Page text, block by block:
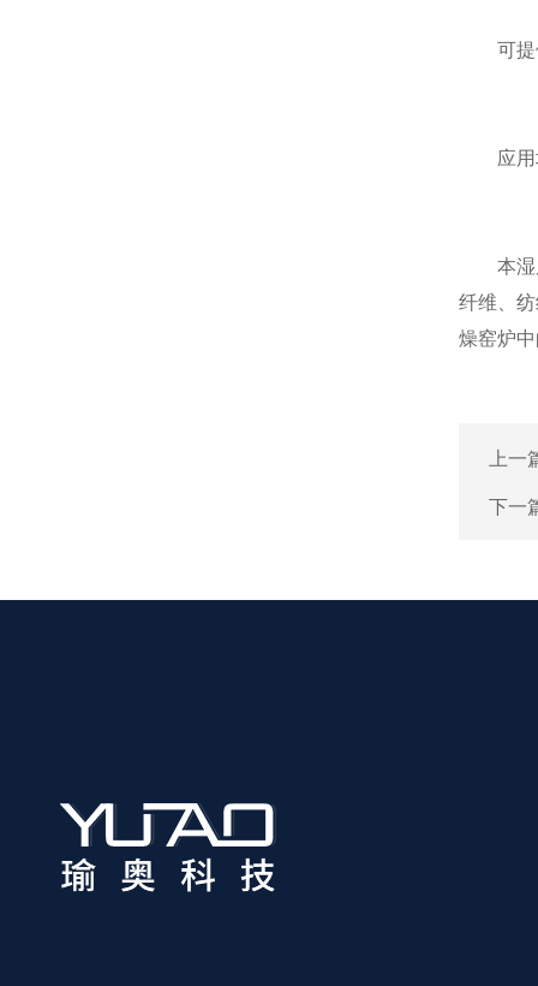
可提供
应用
本湿度
纤维、
燥窑炉
上一
下一